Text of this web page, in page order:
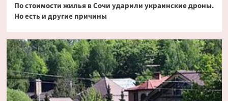
По стоимости жилья в Сочи ударили украинские дроны.
Но есть и другие причины